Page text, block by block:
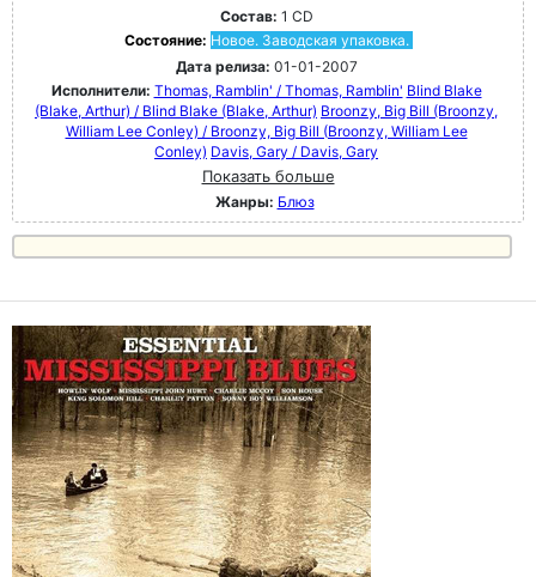
Состав: 1 CD
Состояние: Новое. Заводская упаковка.
Дата релиза: 01-01-2007
Исполнители: Thomas, Ramblin' / Thomas, Ramblin' Blind Blake
(Blake, Arthur) / Blind Blake (Blake, Arthur) Broonzy, Big Bill (Broonzy,
William Lee Conley) / Broonzy, Big Bill (Broonzy, William Lee
Conley) Davis, Gary / Davis, Gary
Показать больше
Жанры: Блюз